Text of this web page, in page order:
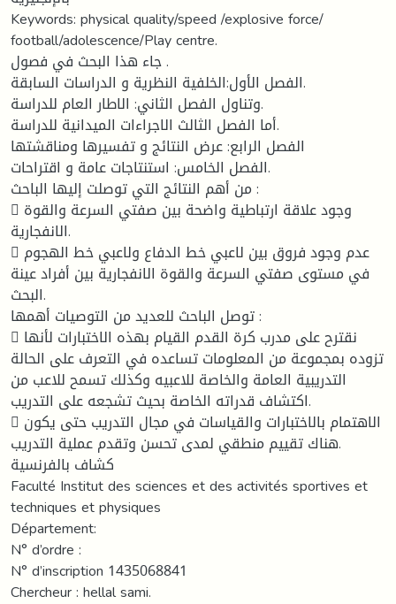
Keywords: physical quality/speed /explosive force/
football/adolescence/Play centre.
جاء هذا البحث في فصول .
الفصل الأول:الخلفية النظرية و الدراسات السابقة.
وتناول الفصل الثاني: الاطار العام للدراسة.
أما الفصل الثالث الاجراءات الميدانية للدراسة.
الفصل الرابع: عرض النتائج و تفسيرها ومناقشتها
الفصل الخامس: استنتاجات عامة و اقتراحات.
من أهم النتائج التي توصلت إليها الباحث :
 وجود علاقة ارتباطية واضحة بين صفتي السرعة والقوة
الانفجارية.
 عدم وجود فروق بين لاعبي خط الدفاع ولاعبي خط الهجوم
في مستوى صفتي السرعة والقوة الانفجارية بين أفراد عينة
البحث.
توصل الباحث للعديد من التوصيات أهمها :
 نقترح على مدرب كرة القدم القيام بهذه الاختبارات لأنها
تزوده بمجموعة من المعلومات تساعده في التعرف على الحالة
التدريبية العامة والخاصة للاعبيه وكذلك تسمح للاعب من
اكتشاف قدراته الخاصة بحيث تشجعه على التدريب.
 الاهتمام بالاختبارات والقياسات في مجال التدريب حتى يكون
هناك تقييم منطقي لمدى تحسن وتقدم عملية التدريب.
كشاف بالفرنسية
Faculté Institut des sciences et des activités sportives et
techniques et physiques
Département:
N° d’ordre :
N° d’inscription 1435068841
Chercheur : hellal sami.